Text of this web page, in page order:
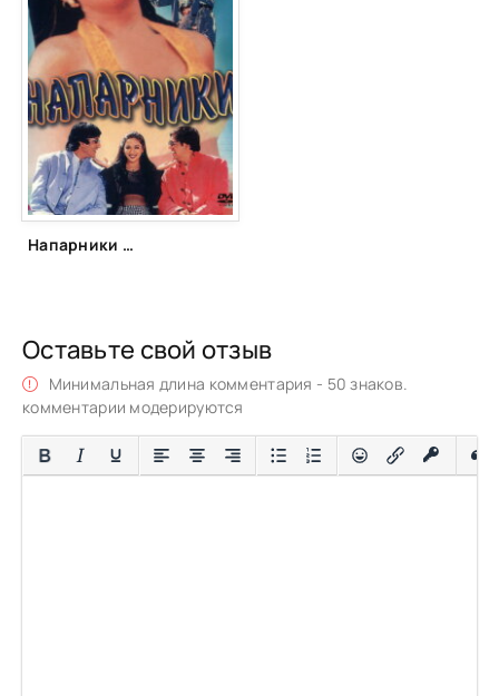
Напарники (1998)
Оставьте свой отзыв
Минимальная длина комментария - 50 знаков.
комментарии модерируются